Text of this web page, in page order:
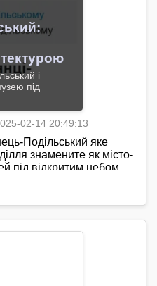
і
під
02-14 20:49:13
Подільський яке
знамените як місто-
під відкритим небом
Поділля./https://book-
де ви зможете
Подільський та
які приховує це
Поділлі.